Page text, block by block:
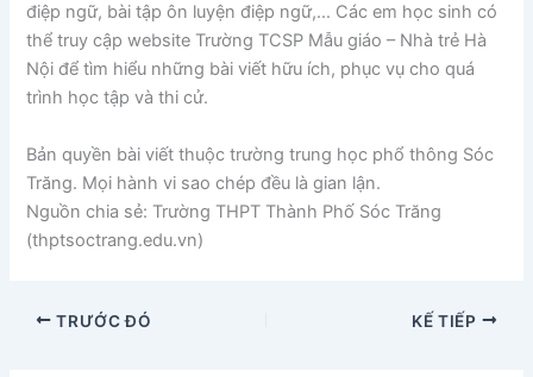
điệp ngữ, bài tập ôn luyện điệp ngữ,… Các em học sinh có
thể truy cập website Trường TCSP Mẫu giáo – Nhà trẻ Hà
Nội để tìm hiểu những bài viết hữu ích, phục vụ cho quá
trình học tập và thi cử.
Bản quyền bài viết thuộc trường trung học phổ thông Sóc
Trăng. Mọi hành vi sao chép đều là gian lận.
Nguồn chia sẻ: Trường THPT Thành Phố Sóc Trăng
(thptsoctrang.edu.vn)
TRƯỚC ĐÓ KẾ TIẾP